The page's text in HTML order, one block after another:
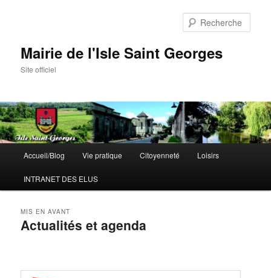
Mairie de l'Isle Saint Georges
Site officiel
principal
Accueil/Blog Vie pratique Citoyenneté Loisirs
INTRANET DES ELUS
Actualités et agenda
MIS EN AVANT